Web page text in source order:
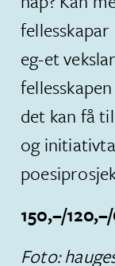
eg-et
det kan få
og
150,–/
Foto: